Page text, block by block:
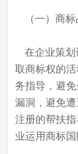
（一）商标
在企业策划
取商标权的
务指导，避
漏洞，避免
注册的帮扶
业运用商标国